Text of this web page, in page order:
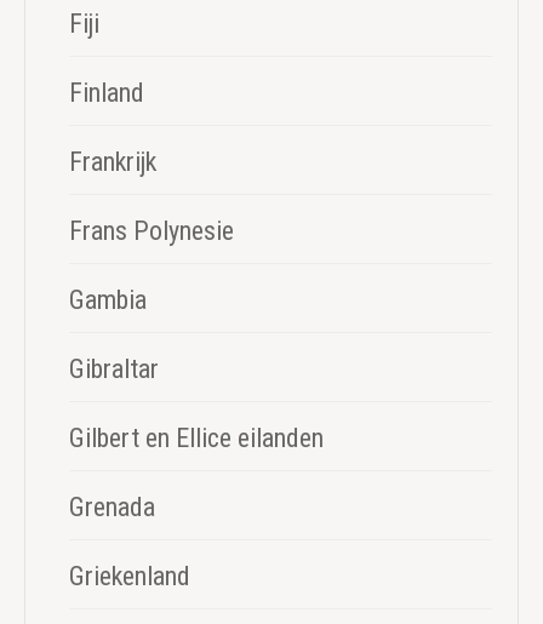
Fiji
Finland
Frankrijk
Frans Polynesie
Gambia
Gibraltar
Gilbert en Ellice eilanden
Grenada
Griekenland